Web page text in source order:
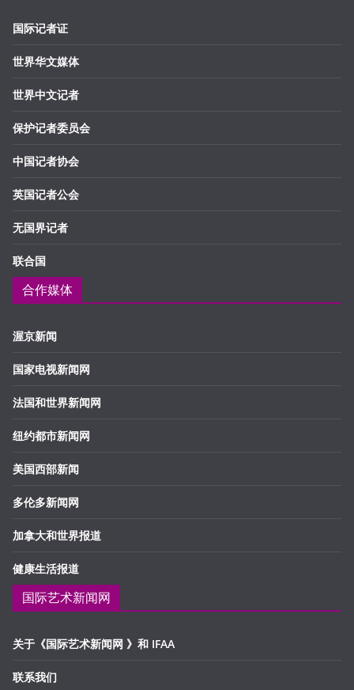
国际记者证
世界华文媒体
世界中文记者
保护记者委员会
中国记者协会
英国记者公会
无国界记者
联合国
合作媒体
渥京新闻
国家电视新闻网
法国和世界新闻网
纽约都市新闻网
美国西部新闻
多伦多新闻网
加拿大和世界报道
健康生活报道
国际艺术新闻网
关于《国际艺术新闻网 》和 IFAA
联系我们